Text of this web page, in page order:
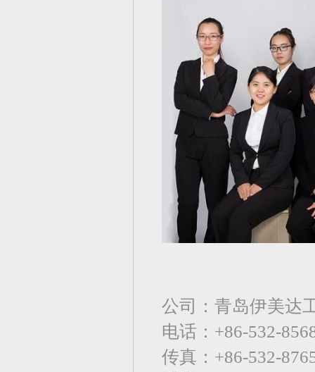
公司：青岛伊美达
电话：+86-532-
传真：+86-532-